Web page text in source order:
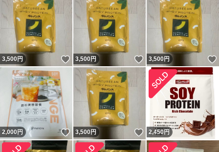
3,500円 いいね！
3,500円 いいね！
3,500円
2,000円 いいね！
3,500円 いいね！
2,450 円